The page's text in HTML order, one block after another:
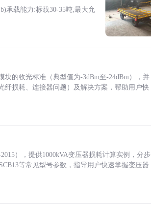
承载能力:标载30-35吨,最大允
的收光标准（典型值为-3dBm至-24dBm），并
纤损耗、连接器问题）及解决方案，帮助用户快
），提供1000kVA变压器损耗计算实例，分步
等常见型号参数，指导用户快速掌握变压器